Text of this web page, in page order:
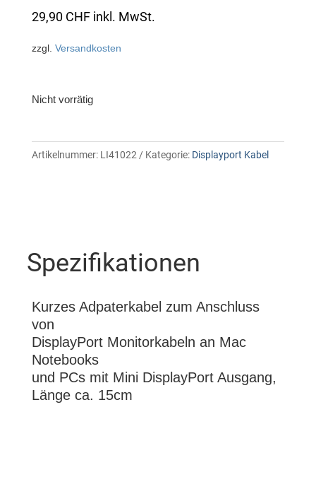
29,90 CHF inkl. MwSt.
zzgl. Versandkosten
Nicht vorrätig
Artikelnummer: LI41022 Kategorie: Displayport Kabel
Spezifikationen
Kurzes Adpaterkabel zum Anschluss
von
DisplayPort Monitorkabeln an Mac
Notebooks
und PCs mit Mini DisplayPort Ausgang,
Länge ca. 15cm